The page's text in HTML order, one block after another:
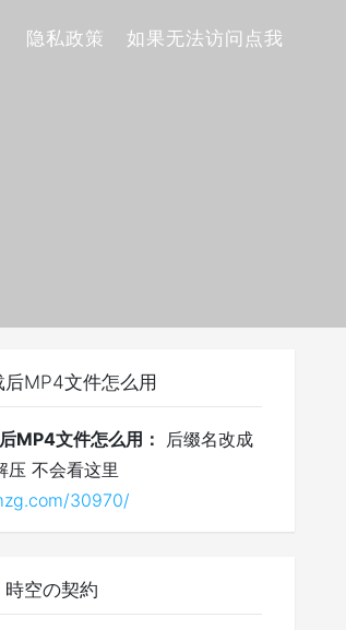
隐私政策 如果无法访问点我
后MP4文件怎么用
MP4文件怎么用：
后缀名改成
压 不会看这里
30970/
空の契約